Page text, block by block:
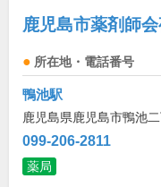
鹿児島市薬剤師
所在地・電話番号
鴨池駅
鹿児島県鹿児島市鴨池
099-206-2811
薬局